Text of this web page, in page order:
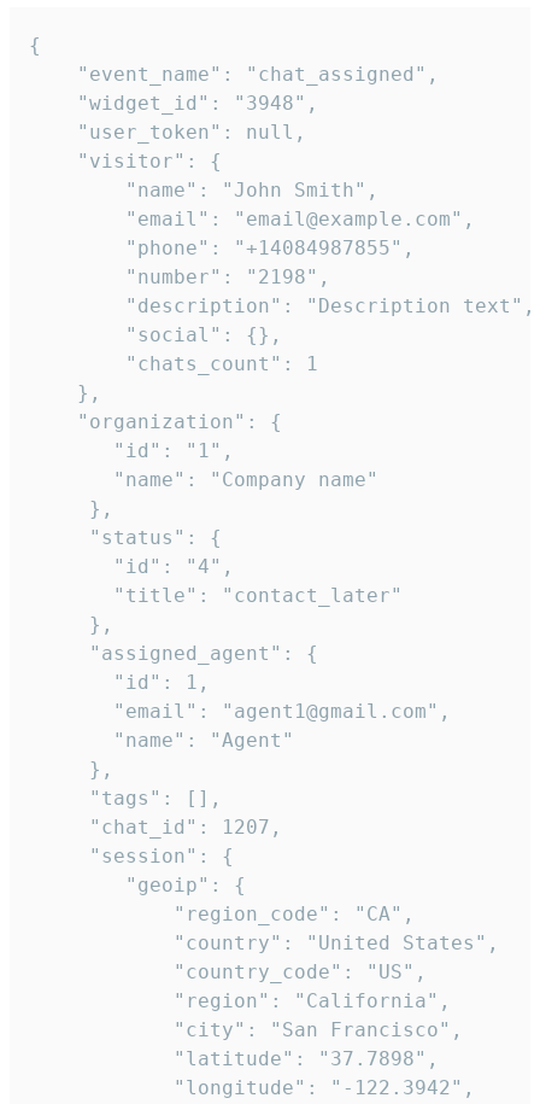
{
    "event_name": "chat_assigned",
    "widget_id": "3948",
    "user_token": null,
    "visitor": {
        "name": "John Smith",
        "email": "email@example.com",
        "phone": "+14084987855",
        "number": "2198",
        "description": "Description text",
        "social": {},
        "chats_count": 1
    },
    "organization": {
       "id": "1",
       "name": "Company name"
     },
     "status": {
       "id": "4",
       "title": "contact_later"
     },
     "assigned_agent": {
       "id": 1,
       "email": "agent1@gmail.com",
       "name": "Agent"
     },
     "tags": [],
     "chat_id": 1207,
     "session": {
        "geoip": {
            "region_code": "CA",
            "country": "United States",
            "country_code": "US",
            "region": "California",
            "city": "San Francisco",
            "latitude": "37.7898",
            "longitude": "-122.3942",